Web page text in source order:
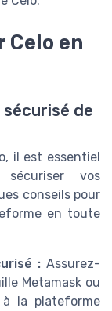
Celo en
de
il est essentiel
vos
conseils pour
en toute
: Assurez-
Metamask ou
la plateforme